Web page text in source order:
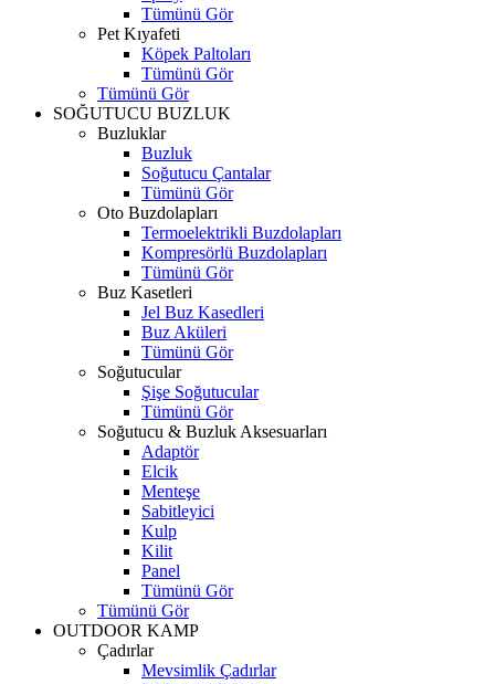
Tümünü Gör
Pet Kıyafeti
Köpek Paltoları
Tümünü Gör
Tümünü Gör
SOĞUTUCU BUZLUK
Buzluklar
Buzluk
Soğutucu Çantalar
Tümünü Gör
Oto Buzdolapları
Termoelektrikli Buzdolapları
Kompresörlü Buzdolapları
Tümünü Gör
Buz Kasetleri
Jel Buz Kasedleri
Buz Aküleri
Tümünü Gör
Soğutucular
Şişe Soğutucular
Tümünü Gör
Soğutucu & Buzluk Aksesuarları
Adaptör
Elcik
Menteşe
Sabitleyici
Kulp
Kilit
Panel
Tümünü Gör
Tümünü Gör
OUTDOOR KAMP
Çadırlar
Mevsimlik Çadırlar